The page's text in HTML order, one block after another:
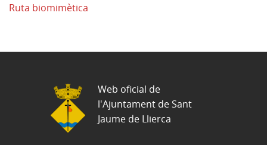
Ruta biomimètica
Web oficial de
l'Ajuntament de Sant
Jaume de Llierca